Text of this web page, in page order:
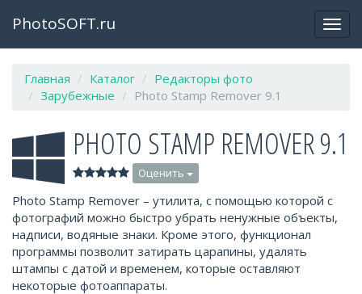
PhotoSOFT.ru
Главная Каталог
Редакторы фото
Зарубежные
Photo Stamp Remover 9.1
PHOTO STAMP REMOVER 9.1
Оценить
Photo Stamp Remover – утилита, с помощью которой с
фотографий можно быстро убрать ненужные объекты,
надписи, водяные знаки. Кроме этого, функционал
программы позволит затирать царапины, удалять
штампы с датой и временем, которые оставляют
некоторые фотоаппараты.